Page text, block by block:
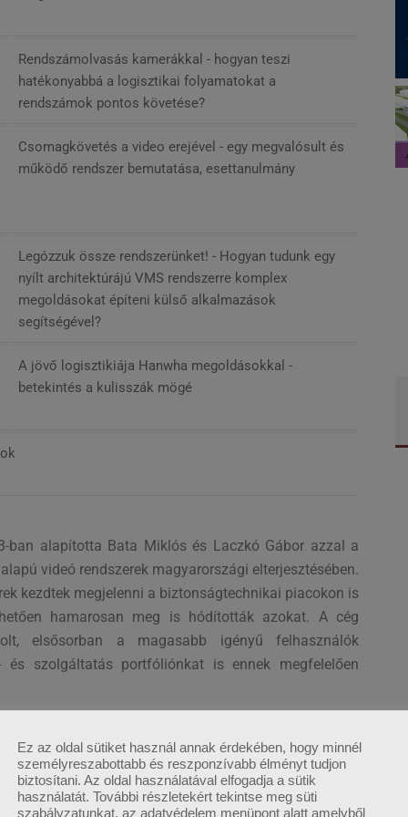
Rendszámolvasás kamerákkal - hogyan teszi
hatékonyabbá a logisztikai folyamatokat a
rendszámok pontos követése?
Csomagkövetés a video erejével - egy megvalósult és
működő rendszer bemutatása, esettanulmány
Legózzuk össze rendszerünket! - Hogyan tudunk egy
nyílt architektúrájú VMS rendszerre komplex
megoldásokat építeni külső alkalmazások
segítségével?
A jövő logisztikiája Hanwha megoldásokkal -
betekintés a kulisszák mögé
ban alapította Bata Miklós és Laczkó Gábor azzal a
videó rendszerek magyarországi elterjesztésében.
kezdtek megjelenni a biztonságtechnikai piacokon is
hamarosan meg is hódították azokat. A cég
elsősorban a magasabb igényű felhasználók
és szolgáltatás portfóliónkat is ennek megfelelően
LINKEDIN EMAIL CÍM
Ez az oldal sütiket használ annak érdekében, hogy minnél
személyreszabottabb és reszponzívabb élményt tudjon
biztosítani. Az oldal használatával elfogadja a sütik
használatát. További részletekért tekintse meg süti
szabályzatunkat, az adatvédelem menüpont alatt amelyből